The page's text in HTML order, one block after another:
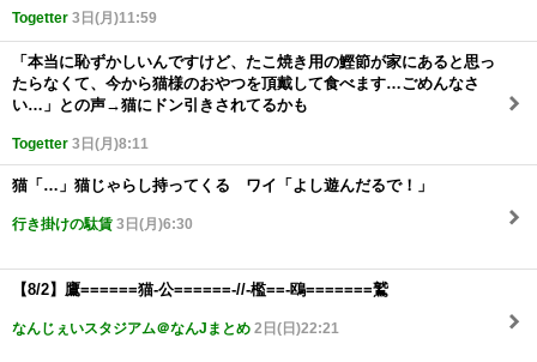
Togetter 3日(月)11:59
「本当に恥ずかしいんですけど、たこ焼き用の鰹節が家にあると思っ
たらなくて、今から猫様のおやつを頂戴して食べます…ごめんなさ
い…」との声→猫にドン引きされてるかも
Togetter 3日(月)8:11
猫「…」猫じゃらし持ってくる ワイ「よし遊んだるで！」
行き掛けの駄賃 3日(月)6:30
【8/2】鷹======猫-公======-//-檻==-鴎=======鷲
なんじぇいスタジアム＠なんJまとめ 2日(日)22:21